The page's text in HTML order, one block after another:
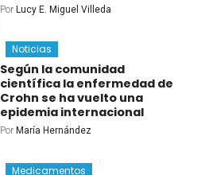
Por Lucy E. Miguel Villeda
Noticias
Según la comunidad
científica la enfermedad de
Crohn se ha vuelto una
epidemia internacional
Por María Hernández
Medicamentos